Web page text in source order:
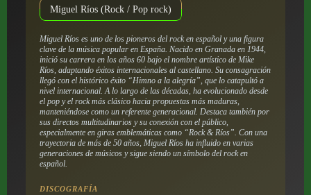
Miguel Ríos (Rock / Pop rock)
Miguel Ríos es uno de los pioneros del rock en español y una figura
clave de la música popular en España. Nacido en Granada en 1944,
inició su carrera en los años 60 bajo el nombre artístico de Mike
Ríos, adaptando éxitos internacionales al castellano. Su consagración
llegó con el histórico éxito “Himno a la alegría”, que lo catapultó a
nivel internacional. A lo largo de las décadas, ha evolucionado desde
el pop y el rock más clásico hacia propuestas más maduras,
manteniéndose como un referente generacional. Destaca también por
sus directos multitudinarios y su conexión con el público,
especialmente en giras emblemáticas como “Rock & Ríos”. Con una
trayectoria de más de 50 años, Miguel Ríos ha influido en varias
generaciones de músicos y sigue siendo un símbolo del rock en
español.
DISCOGRAFÍA